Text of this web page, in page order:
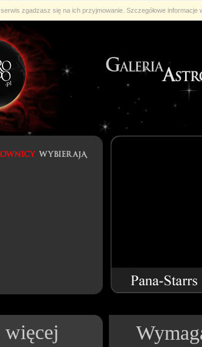
zgadzasz się na ich przyjmowanie. Szczegółowe informacje
więcej